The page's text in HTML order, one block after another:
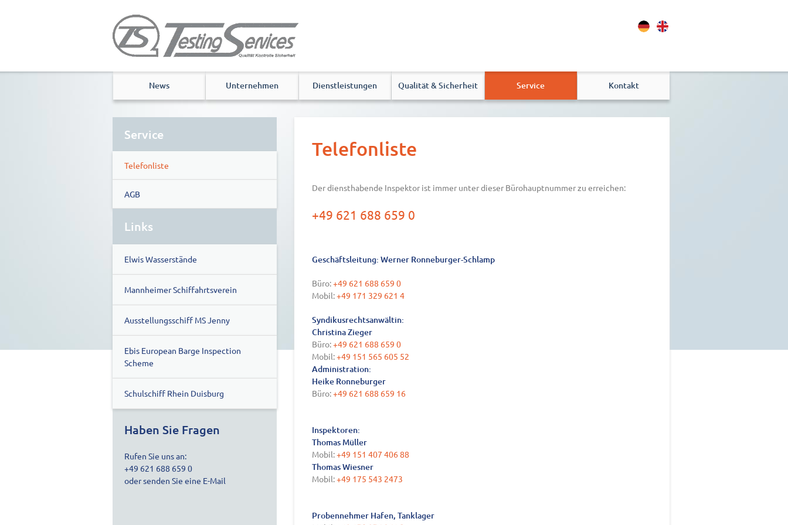
News Unternehmen Dienstleistungen Qualität & Sicherheit Service Kontakt
Service
Telefonliste
AGB
Links
Elwis Wasserstände
Mannheimer Schiffahrtsverein
Ausstellungsschiff MS Jenny
Ebis European Barge Inspection
Scheme
Schulschiff Rhein Duisburg
Haben Sie Fragen
Rufen Sie uns an:
+49 621 688 659 0
oder senden Sie eine E-Mail
Telefonliste
Der diensthabende Inspektor ist immer unter dieser Bürohauptnummer zu erreichen:
+49 621 688 659 0
Geschäftsleitung: Werner Ronneburger-Schlamp
Büro:+49 621 688 659 0
Mobil:+49 171 329 621 4
Syndikusrechtsanwältin:
Christina Zieger
Büro:+49 621 688 659 0
Mobil:+49 151 565 605 52
Administration:
Heike Ronneburger
Büro:+49 621 688 659 16
Inspektoren:
Thomas Müller
Mobil:+49 151 407 406 88
Thomas Wiesner
Mobil:+49 175 543 2473
Probennehmer Hafen, Tanklager